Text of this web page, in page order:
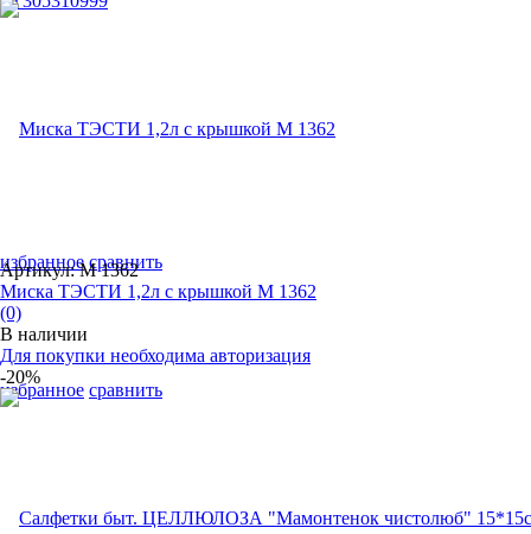
избранное сравнить
избранное сравнить
Артикул: М 1362
Миска ТЭСТИ 1,2л с крышкой М 1362
(0)
В наличии
Для покупки необходима авторизация
-20%